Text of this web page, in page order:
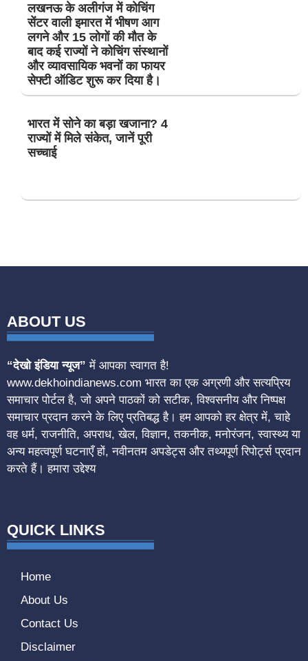
लखनऊ के अलीगंज में कोचिंग
सेंटर वाली इमारत में भीषण आग
लगने और 15 लोगों की मौत के
बाद कई राज्यों ने कोचिंग संस्थानों
और व्यावसायिक भवनों का फायर
सेफ्टी ऑडिट शुरू कर दिया है।
भारत में सोने का बड़ा खजाना? 4
राज्यों में मिले संकेत, जानें पूरी
सच्चाई
ABOUT US
“देखो इंडिया न्यूज” में आपका स्वागत है!
www.dekhoindianews.com भारत का एक अग्रणी और सत्यप्रिय
समाचार पोर्टल है, जो अपने पाठकों को सटीक, विश्वसनीय और निष्पक्ष
समाचार प्रदान करने के लिए प्रतिबद्ध है। हम आपको हर क्षेत्र में, चाहे
वह धर्म, राजनीति, अपराध, खेल, विज्ञान, तकनीक, मनोरंजन, स्वास्थ्य या
अन्य महत्वपूर्ण घटनाएँ हों, नवीनतम अपडेट्स और तथ्यपूर्ण रिपोर्ट्स प्रदान
करते हैं। हमारा उद्देश्य
QUICK LINKS
Home
About Us
Contact Us
Disclaimer